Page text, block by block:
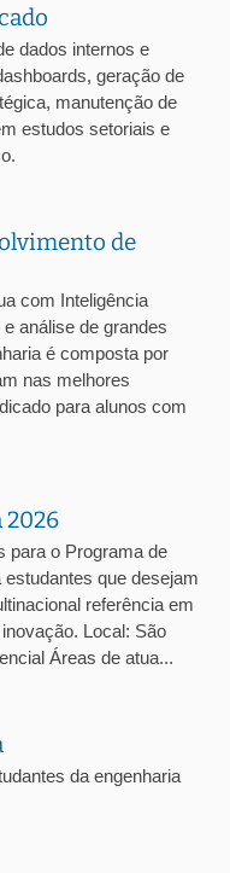
dados internos e
geração de
manutenção de
estudos setoriais e
de
com Inteligência
análise de grandes
é composta por
nas melhores
para alunos com
2026
para o Programa de
que desejam
referência em
Local: São
Áreas de atua...
da engenharia